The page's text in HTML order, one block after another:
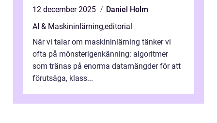
12 december 2025
Daniel Holm
AI & Maskininlärning,editorial
När vi talar om maskininlärning tänker vi
ofta på mönsterigenkänning: algoritmer
som tränas på enorma datamängder för att
förutsäga, klass...